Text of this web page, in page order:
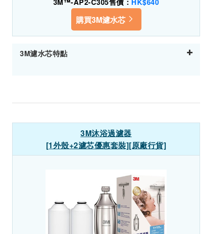
3M™-AP2-C305售價： HK$640
購買3M濾水芯
3M濾水芯特點
3M沐浴過濾器
[1外殼+2濾芯優惠套裝][原廠行貨]